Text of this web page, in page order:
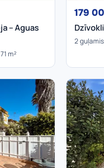
– Aguas
m²
179
2